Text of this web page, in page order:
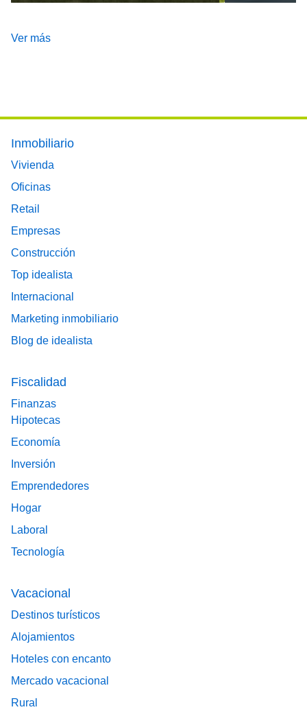
Ver más
Footer main menu
Inmobiliario
Vivienda
Oficinas
Retail
Empresas
Construcción
Top idealista
Internacional
Marketing inmobiliario
Blog de idealista
Fiscalidad
Finanzas
Hipotecas
Economía
Inversión
Emprendedores
Hogar
Laboral
Tecnología
Vacacional
Destinos turísticos
Alojamientos
Hoteles con encanto
Mercado vacacional
Rural